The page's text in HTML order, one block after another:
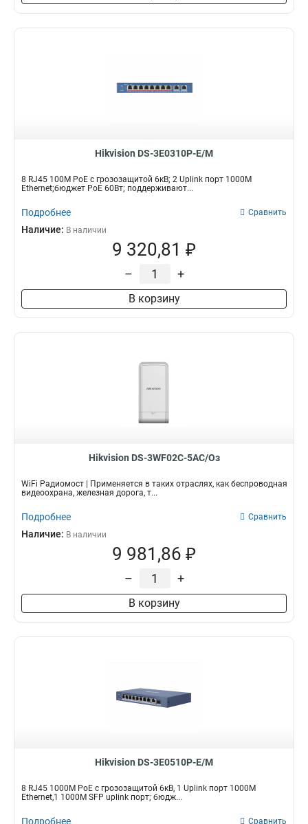
Hikvision DS-3E0310P-E/M
8 RJ45 100M PoE с грозозащитой 6кВ; 2 Uplink порт 1000М
Ethernet;бюджет PoE 60Вт; поддерживают...
Подробнее Сравнить
Наличие: В наличии
9 320,81 ₽
– +
В корзину
Hikvision DS-3WF02C-5AC/Oз
WiFi Радиомост | Применяется в таких отраслях, как беспроводная
видеоохрана, железная дорога, т...
Подробнее Сравнить
Наличие: В наличии
9 981,86 ₽
– +
В корзину
Hikvision DS-3E0510P-E/M
8 RJ45 1000M PoE с грозозащитой 6кВ, 1 Uplink порт 1000М
Ethernet,1 1000М SFP uplink порт; бюдж...
Подробнее Сравнить